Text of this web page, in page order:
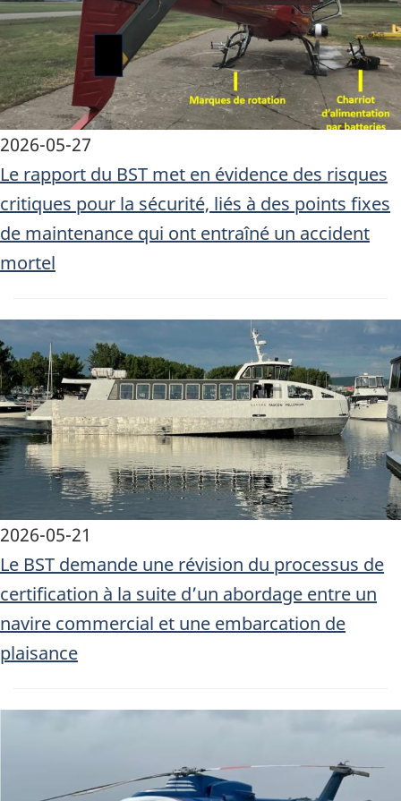
2026-05-27
Le rapport du BST met en évidence des risques
critiques pour la sécurité, liés à des points fixes
de maintenance qui ont entraîné un accident
mortel
Image
2026-05-21
Le BST demande une révision du processus de
certification à la suite d’un abordage entre un
navire commercial et une embarcation de
plaisance